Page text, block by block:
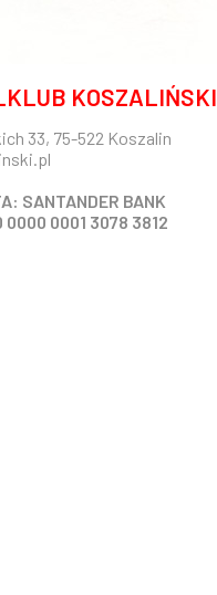
KOSZALIŃSKI
33, 75-522 Koszalin
SANTANDER BANK
0000 0001 3078 3812